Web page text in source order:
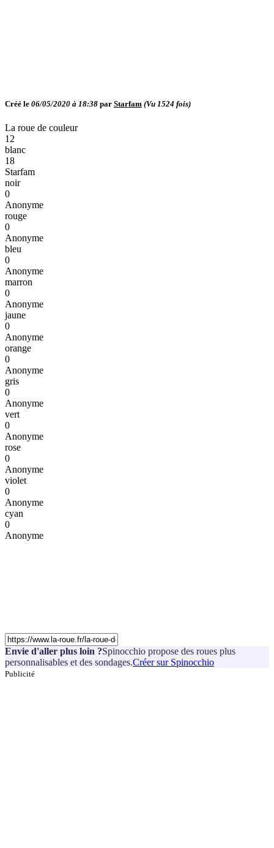
Créé le 06/05/2020 à 18:38 par Starfam (Vu 1524 fois)
La roue de couleur
12
blanc
18
Starfam
noir
0
Anonyme
rouge
0
Anonyme
bleu
0
Anonyme
marron
0
Anonyme
jaune
0
Anonyme
orange
0
Anonyme
gris
0
Anonyme
vert
0
Anonyme
rose
0
Anonyme
violet
0
Anonyme
cyan
0
Anonyme
Envie d'aller plus loin ?Spinocchio propose des roues plus
personnalisables et des sondages.Créer sur Spinocchio
Publicité